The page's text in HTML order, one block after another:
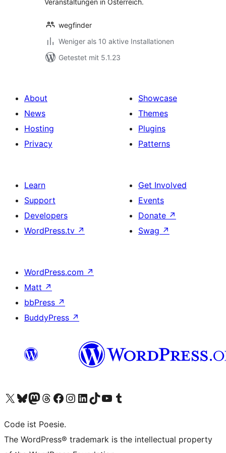
Veranstaltungen in Österreich.
wegfinder
Weniger als 10 aktive Installationen
Getestet mit 5.1.23
About
News
Hosting
Privacy
Showcase
Themes
Plugins
Patterns
Learn
Support
Developers
WordPress.tv ↗
Get Involved
Events
Donate ↗
Swag ↗
WordPress.com ↗
Matt ↗
bbPress ↗
BuddyPress ↗
Visit our X (formerly Twitter) account
Visit our Bluesky account
Visit our Mastodon account
Visit our Threads account
Visit our Facebook page
Visit our Instagram account
Visit our LinkedIn account
Visit our TikTok account
Visit our YouTube channel
Visit our Tumblr account
Code ist Poesie.
The WordPress® trademark is the intellectual property